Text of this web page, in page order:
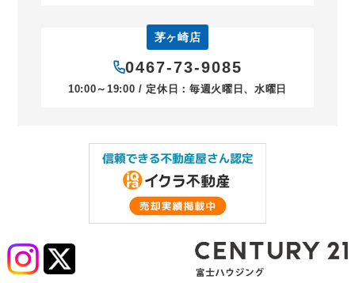
茅ヶ崎店
0467-73-9085
10:00～19:00 / 定休日：毎週火曜日、水曜日